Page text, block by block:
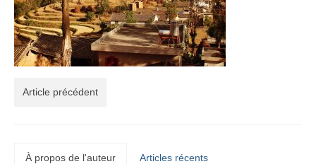
Article précédent
À propos de l'auteur Articles récents